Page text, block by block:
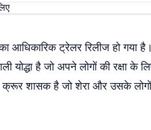
आधिकारिक ट्रेलर रिलीज हो गया
है जो अपने लोगों की रक्षा के
शासक है जो शेरा और उसके